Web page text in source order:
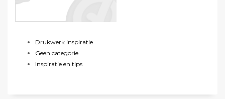
Drukwerk inspiratie
Geen categorie
Inspiratie en tips